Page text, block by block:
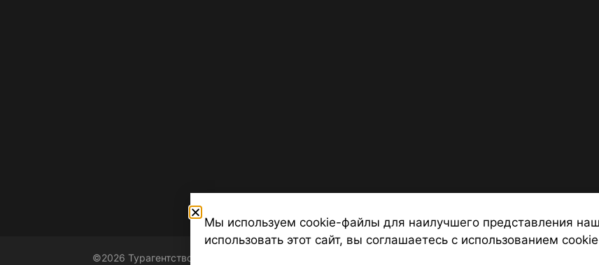
©2026 Турагентство Турсфера - Поиск туров от надежных туроператоров, официальный сайт
Мы используем cookie-файлы для наилучшего представления
использовать этот сайт, вы соглашаетесь с использованием